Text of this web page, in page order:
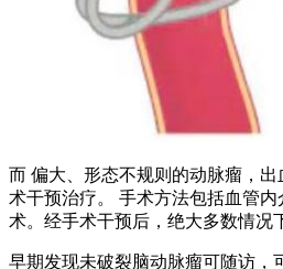
而 偏大、形态不规则的动脉瘤，
术干预治疗。 手术方法包括血管
术。经手术干预后，绝大多数情况
早期发现未破裂脑动脉瘤可随访，